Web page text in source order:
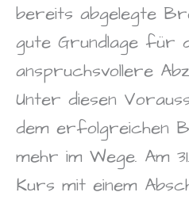
bereits abgelegte
gute Grundlage für
anspruchsvollere
Unter diesen
dem erfolgreichen
mehr im Wege. Am
Kurs mit einem